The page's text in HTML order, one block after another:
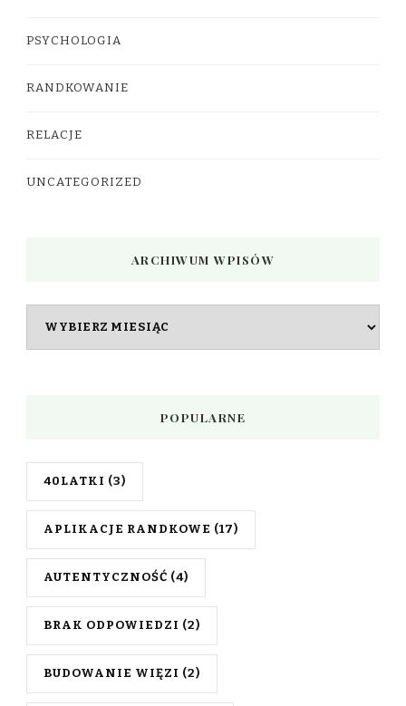
PSYCHOLOGIA
RANDKOWANIE
RELACJE
UNCATEGORIZED
ARCHIWUM WPISÓW
POPULARNE
40LATKI (3)
APLIKACJE RANDKOWE (17)
AUTENTYCZNOŚĆ (4)
BRAK ODPOWIEDZI (2)
BUDOWANIE WIĘZI (2)